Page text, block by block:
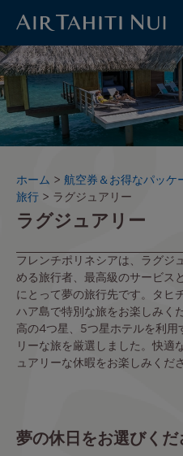
メ
イ
ン
パ
ン
く
ず
ホーム 航空券＆お得なパッケ
旅行
ラグジュアリー
ラグジュアリー
フレンチポリネシアは、ラグジ
める旅行者、最高級のサービス
にとって夢の旅行先です。タヒ
ハア島で特別な旅をお楽しみく
高の4つ星、5つ星ホテルを利用
リーな旅を厳選しました。快適
ュアリーな休暇をお楽しみくだ
夢の休日をお選びくだ